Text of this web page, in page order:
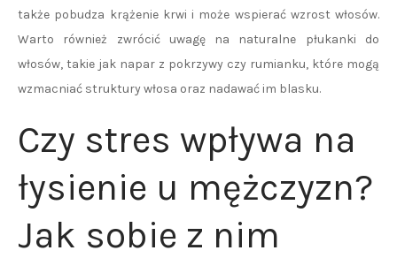
także pobudza krążenie krwi i może wspierać wzrost włosów.
Warto również zwrócić uwagę na naturalne płukanki do
włosów, takie jak napar z pokrzywy czy rumianku, które mogą
wzmacniać struktury włosa oraz nadawać im blasku.
Czy stres wpływa na
łysienie u mężczyzn?
Jak sobie z nim